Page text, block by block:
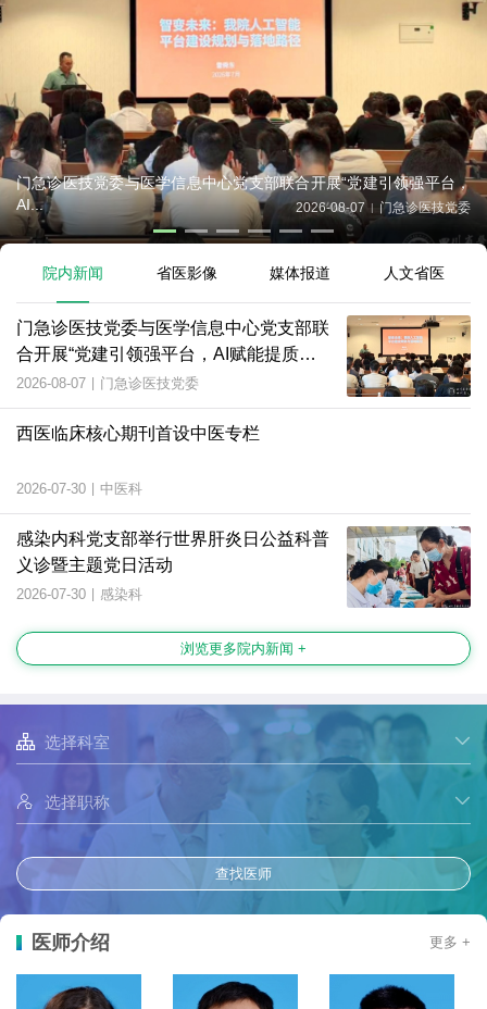
门急诊医技党委与医学信息中心党支部联合开展“党建引领强平台，
AI...
2026-08-07 | 门急诊医技党委
院内新闻 省医影像 媒体报道 人文省医
门急诊医技党委与医学信息中心党支部联
合开展“党建引领强平台，AI赋能提质
效”主题党日活动
2026-08-07 | 门急诊医技党委
西医临床核心期刊首设中医专栏
2026-07-30 | 中医科
感染内科党支部举行世界肝炎日公益科普
义诊暨主题党日活动
2026-07-30 | 感染科
浏览更多院内新闻 +


查找医师
医师介绍 更多 +